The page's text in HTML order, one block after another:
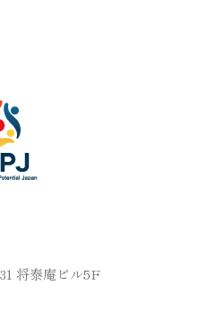
将泰庵ビル5F